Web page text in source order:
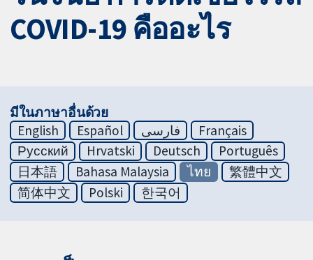
COVID-19 คืออะไร
มีในภาษาอื่นด้วย
English
Español فارسی
Français
Русский
Hrvatski Deutsch
Português
日本語
Bahasa Malaysia ไทย
繁體中文
简体中文
Polski 한국어